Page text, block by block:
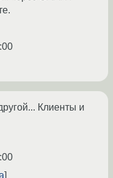
Клиенты и